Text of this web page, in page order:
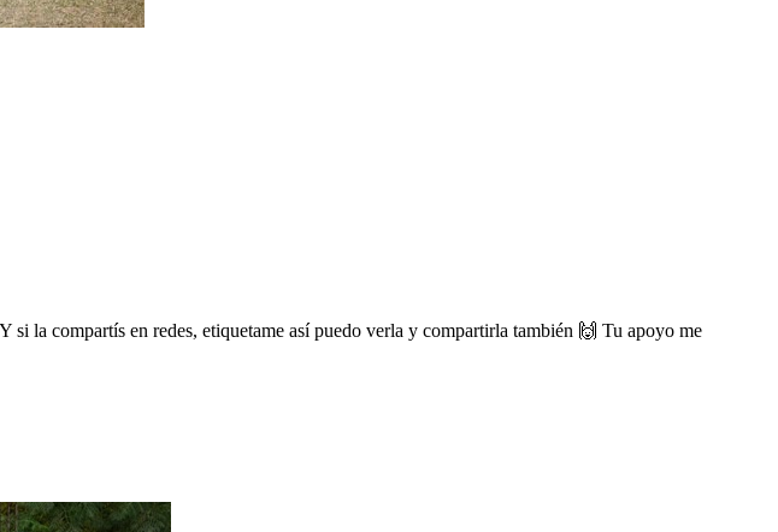
la compartís en redes, etiquetame así puedo verla y compartirla también 🙌 Tu apoyo me